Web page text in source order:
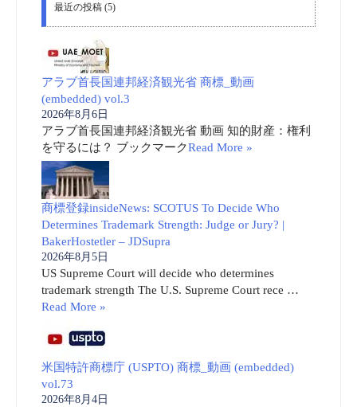
最近の投稿 (5)
アラブ首長国連邦経済観光省 商標_動画
(embedded) vol.3
2026年8月6日
アラブ首長国連邦経済観光省 動画 知的財産：権利
を守るには？ ブックマークRead More »
商標登録insideNews: SCOTUS To Decide Who
Determines Trademark Strength: Judge or Jury? |
BakerHostetler – JDSupra
2026年8月5日
US Supreme Court will decide who determines
trademark strength The U.S. Supreme Court rece …
Read More »
米国特許商標庁 (USPTO) 商標_動画 (embedded)
vol.73
2026年8月4日